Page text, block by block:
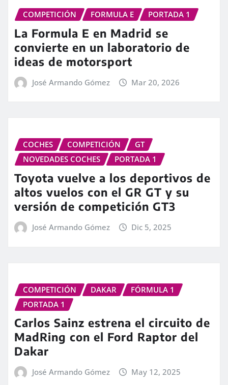
COMPETICIÓN FORMULA E PORTADA 1
La Formula E en Madrid se
convierte en un laboratorio de
ideas de motorsport
José Armando Gómez Mar 20, 2026
COCHES COMPETICIÓN
GT
NOVEDADES COCHES
PORTADA 1
Toyota vuelve a los deportivos de
altos vuelos con el GR GT y su
versión de competición GT3
José Armando Gómez Dic 5, 2025
COMPETICIÓN DAKAR
FÓRMULA 1
PORTADA 1
Carlos Sainz estrena el circuito de
MadRing con el Ford Raptor del
Dakar
José Armando Gómez May 12, 2025